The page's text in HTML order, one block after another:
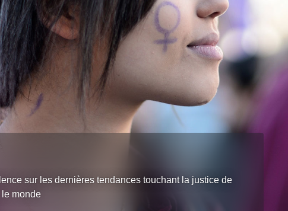
sur les dernières tendances touchant la justice de
monde